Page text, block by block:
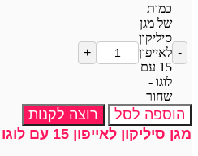
כמות
של מגן
סיליקון
לאייפון
15 עם
לוגו -
שחור
הוספה לסל
רוצה לקנות
מגן סיליקון לאייפון 15 עם לוגו – שחור